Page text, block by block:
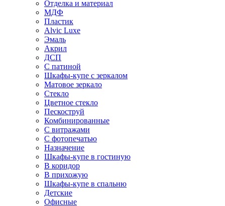
Отделка и материал
МДФ
Пластик
Alvic Luxe
Эмаль
Акрил
ДСП
С патиной
Шкафы-купе с зеркалом
Матовое зеркало
Стекло
Цветное стекло
Пескоструй
Комбинированные
С витражами
С фотопечатью
Назначение
Шкафы-купе в гостиную
В коридор
В прихожую
Шкафы-купе в спальню
Детские
Офисные